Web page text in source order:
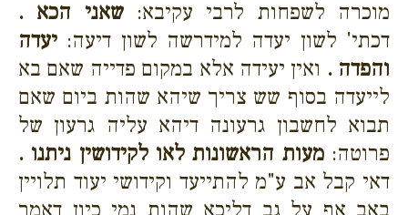
מוכרה לשפחות לרבי עקיבא:שאני הכא .
דכתי' לשון יעדה למידרשה לשון דיעה: יעדה
והפדה . ואין יעידה אלא במקום פדייה שאם בא
לייעדה בסוף שש צריך שיהא שהות ביום שאם
תבוא לחשבון גרעונה דיהא עליה גרעון של
פרוטה:מעות הראשונות לאו לקידושין ניתנו .
דאי קבל אב ע"מ להתייעד וקידושי יעוד תלויין